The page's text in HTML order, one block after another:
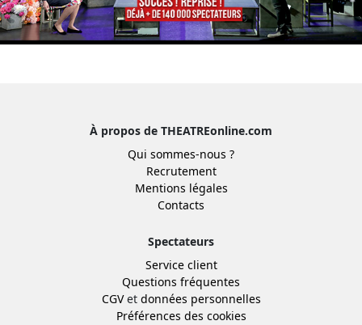
À propos de THEATREonline.com
Qui sommes-nous ?
Recrutement
Mentions légales
Contacts
Spectateurs
Service client
Questions fréquentes
CGVet données personnelles
Préférences des cookies